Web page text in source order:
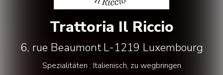
Trattoria Il Riccio
6, rue BeaumontL-1219 Luxembourg
Spezialitäten : Italienisch, zu wegbringen